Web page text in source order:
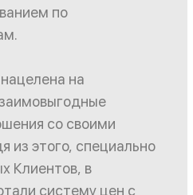
по
на
со своими
из этого, специально
Клиентов, в
систему цен с